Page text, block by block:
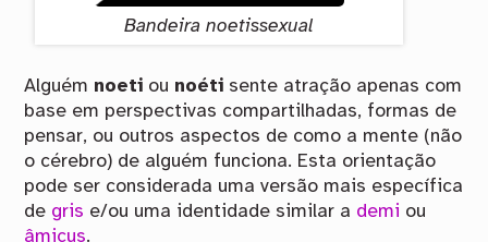
Bandeira noetissexual
Alguém noeti ou noéti sente atração apenas com
base em perspectivas compartilhadas, formas de
pensar, ou outros aspectos de como a mente (não
o cérebro) de alguém funciona. Esta orientação
pode ser considerada uma versão mais específica
de gris e/ou uma identidade similar a demi ou
âmicus.